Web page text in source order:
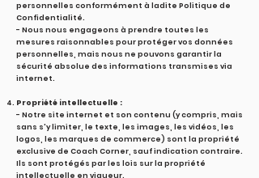
personnelles conformément à ladite Politique de
Confidentialité.
- Nous nous engageons à prendre toutes les
mesures raisonnables pour protéger vos données
personnelles, mais nous ne pouvons garantir la
sécurité absolue des informations transmises via
internet.
Propriété intellectuelle :
- Notre site internet et son contenu (y compris, mais
sans s'y limiter, le texte, les images, les vidéos, les
logos, les marques de commerce) sont la propriété
exclusive de Coach Corner, sauf indication contraire.
Ils sont protégés par les lois sur la propriété
intellectuelle en vigueur.